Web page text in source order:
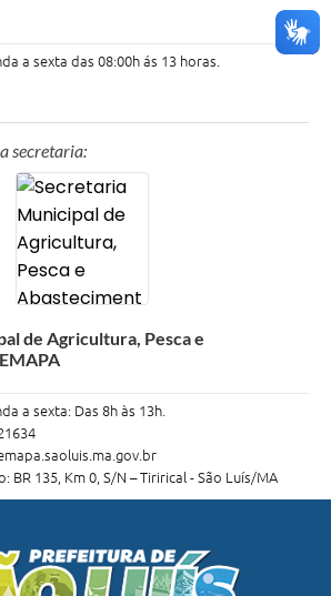
a sexta das 08:00h ás 13 horas.
secretaria:
de Agricultura, Pesca e
a sexta: Das 8h às 13h.
BR 135, Km 0, S/N – Tirirical - São Luís/MA